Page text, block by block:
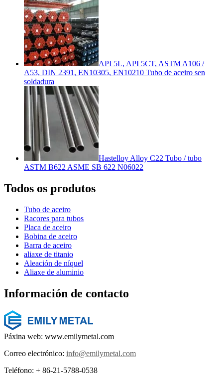
API 5L, API 5CT, ASTM A106 /
A53, DIN 2391, EN10305, EN10210 Tubo de aceiro sen
soldadura
Hastelloy Alloy C22 Tubo / tubo
ASTM B622 ASME SB 622 N06022
Todos os produtos
Tubo de aceiro
Racores para tubos
Placa de aceiro
Bobina de aceiro
Barra de aceiro
aliaxe de titanio
Aleación de níquel
Aliaxe de aluminio
Información de contacto
Páxina web: www.emilymetal.com
Correo electrónico: info@emilymetal.com
Teléfono: + 86-21-5788-0538